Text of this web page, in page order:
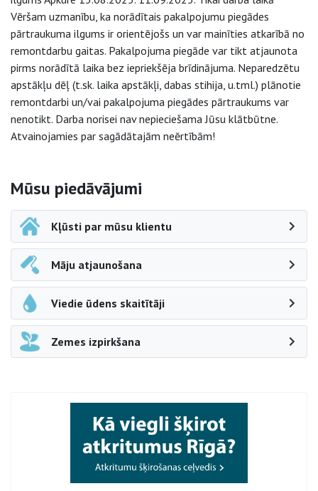
Vēršam uzmanību, ka norādītais pakalpojumu piegādes
pārtraukuma ilgums ir orientējošs un var mainīties atkarībā no
remontdarbu gaitas. Pakalpojuma piegāde var tikt atjaunota
pirms norādītā laika bez iepriekšēja brīdinājuma. Neparedzētu
apstākļu dēļ (t.sk. laika apstākļi, dabas stihija, u.tml.) plānotie
remontdarbi un/vai pakalpojuma piegādes pārtraukums var
nenotikt. Darba norisei nav nepieciešama Jūsu klātbūtne.
Atvainojamies par sagādātajām neērtībām!
Sāna navigācija
Mūsu piedāvājumi
Kļūsti par mūsu klientu
Māju atjaunošana
Viedie ūdens skaitītāji
Zemes izpirkšana